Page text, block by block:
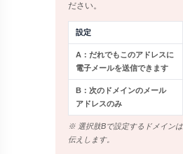
ださい。
設定
A：だれでもこのアドレスに
電子メールを送信できます
B：次のドメインのメール
アドレスのみ
※ 選択肢Bで設定するドメイン
伝えします。